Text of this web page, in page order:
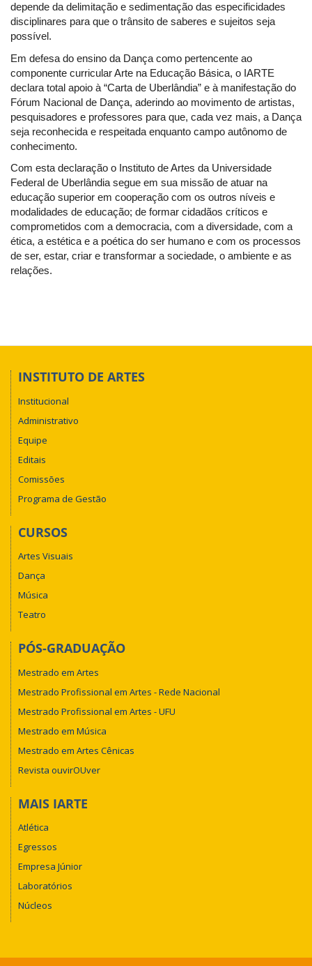
depende da delimitação e sedimentação das especificidades
disciplinares para que o trânsito de saberes e sujeitos seja
possível.
Em defesa do ensino da Dança como pertencente ao
componente curricular Arte na Educação Básica, o IARTE
declara total apoio à “Carta de Uberlândia” e à manifestação do
Fórum Nacional de Dança, aderindo ao movimento de artistas,
pesquisadores e professores para que, cada vez mais, a Dança
seja reconhecida e respeitada enquanto campo autônomo de
conhecimento.
Com esta declaração o Instituto de Artes da Universidade
Federal de Uberlândia segue em sua missão de atuar na
educação superior em cooperação com os outros níveis e
modalidades de educação; de formar cidadãos críticos e
comprometidos com a democracia, com a diversidade, com a
ética, a estética e a poética do ser humano e com os processos
de ser, estar, criar e transformar a sociedade, o ambiente e as
relações.
INSTITUTO DE ARTES
Institucional
Administrativo
Equipe
Editais
Comissões
Programa de Gestão
CURSOS
Artes Visuais
Dança
Música
Teatro
PÓS-GRADUAÇÃO
Mestrado em Artes
Mestrado Profissional em Artes - Rede Nacional
Mestrado Profissional em Artes - UFU
Mestrado em Música
Mestrado em Artes Cênicas
Revista ouvirOUver
MAIS IARTE
Atlética
Egressos
Empresa Júnior
Laboratórios
Núcleos